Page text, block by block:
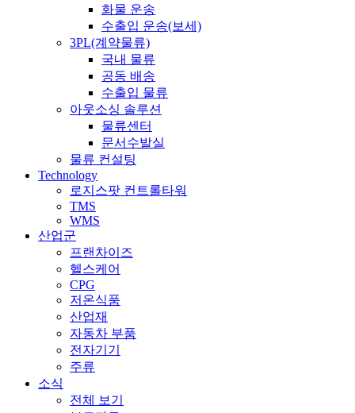
화물 운송
수출입 운송(보세)
3PL(계약물류)
국내 물류
공동 배송
수출입 물류
아웃소싱 솔루션
물류센터
문서수발실
물류 컨설팅
Technology
로지스팟 컨트롤타워
TMS
WMS
산업군
프랜차이즈
헬스케어
CPG
저온식품
산업재
자동차 부품
전자기기
주류
소식
전체 보기